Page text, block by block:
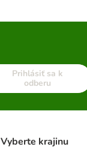
Prihlásiť sa k
odberu
Vyberte krajinu